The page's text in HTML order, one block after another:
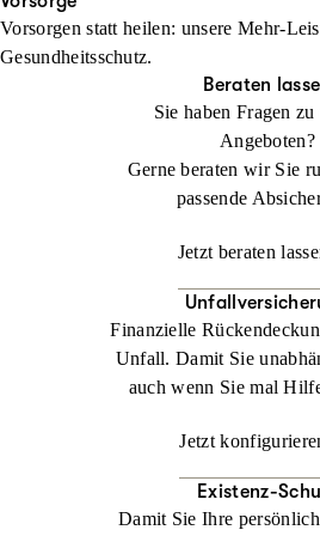
Jetzt konfigurieren Beraten
zur Herausforderung werden. Mit der
Auslandsreisekrankenversicherung sind
Beraten
Vorsorgen statt heilen: unsere Mehr-
Gesundheitsschutz.
Beraten
Sie haben Fragen zu
Angeboten?
Gerne beraten wir Sie
passende
Jetzt beraten
Finanzielle
Unfall. Damit Sie
auch wenn Sie mal
Jetzt
Existenz-
Damit Sie Ihre